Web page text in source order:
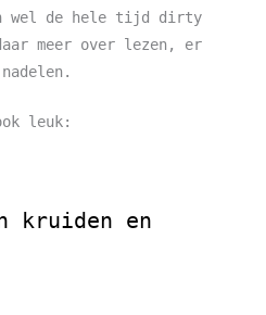
wel de hele tijd dirty
meer over lezen, er
leuk:
kruiden en